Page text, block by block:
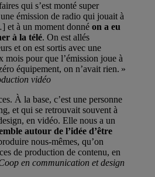
qui s’est monté super
émission de radio qui jouait à
à un moment donné on a eu
à la télé. On est allés
et on est sortis avec une
mois pour que l’émission joue à
équipement, on n’avait rien. »
vidéo
À la base, c’est une personne
et qui se retrouvait souvent à
en vidéo. Elle nous a un
autour de l’idée d’être
nous-mêmes, qu’on
de production de contenu, en
en communication et design